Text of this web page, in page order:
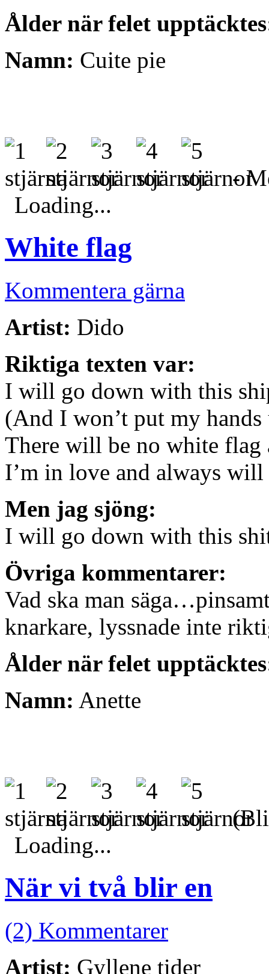
Ålder när felet
Namn: Cuite pie
-
Loading...
White flag
Kommentera gärna
Artist: Dido
Riktiga texten var:
I will go down with this
(And I won’t put my hands
There will be no white flag
I’m in love and always will
Men jag sjöng:
I will go down with this
Övriga kommentarer:
Vad ska man
knarkare, lyssnade inte
Ålder när felet
Namn: Anette
(Bli
Loading...
När vi två blir en
(2) Kommentarer
Artist: Gyllene tider